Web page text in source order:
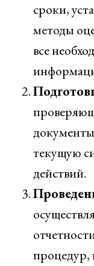
сроки,
методы
все
текущую
действий.
процедур,